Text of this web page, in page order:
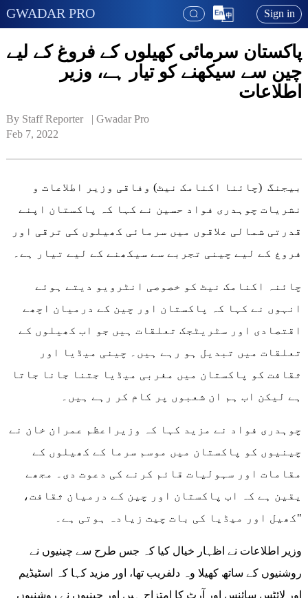
GWADAR PRO Sign in
پاکستان سرمائی کھیلوں کے فروغ کے لیے
چین سے سیکھنے کو تیار ہے، وزیر
اطلاعات
By Staff Reporter   | Gwadar Pro
Feb 7, 2022
بیجنگ (چائنا اکنامک نیٹ) وفاقی وزیر اطلاعات و
نشریات چوہدری فواد حسین نے کہا کہ پاکستان اپنے
قدرتی شمالی علاقوں میں سرمائی کھیلوں کی ترقی اور
فروغ کے لیے چینی تجربے سے سیکھنے کے لیے تیار ہے۔
چائنہ اکنامک نیٹ کو خصوصی انٹرویو دیتے ہوئے
انہوں نے کہا کہ پاکستان اور چین کے درمیان اچھے
اقتصادی اور سٹریٹجک تعلقات ہیں جو اب کھیلوں کے
تعلقات میں تبدیل ہو رہے ہیں۔ چینی میڈیا اور
ثقافت کو پاکستان میں مغربی میڈیا جتنا جانا جاتا
ہے لیکن اب ہم ان شعبوں پر کام کر رہے ہیں۔
چوہدری فواد نے مزید کہا کہ وزیراعظم عمران خان نے
چینیوں کو پاکستان میں موسم سرما کے کھیلوں کے
مقامات اور سہولیات قائم کرنے کی دعوت دی۔ مجھے
یقین ہے کہ اب پاکستان اور چین کے درمیان ثقافت،
کھیل اور میڈیا کی بات چیت زیادہ ہوتی ہے۔"
وزیر اطلاعات نے اظہار خیال کیا کہ جس طرح سے چینیوں نے
روشنیوں کے ساتھ کھیلا وہ دلفریب تھا، اور مزید کہا کہ اسٹیڈیم
اور لائٹس سائنس اور آرٹ کا امتزاج ہیں اور چینیوں نے روشنیوں